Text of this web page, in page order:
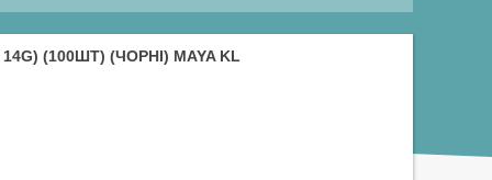
(100ШТ) (ЧОРНІ) MAYA KL